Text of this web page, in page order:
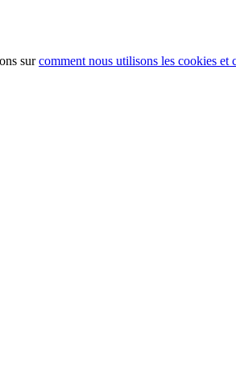
surcomment nous utilisons les cookies